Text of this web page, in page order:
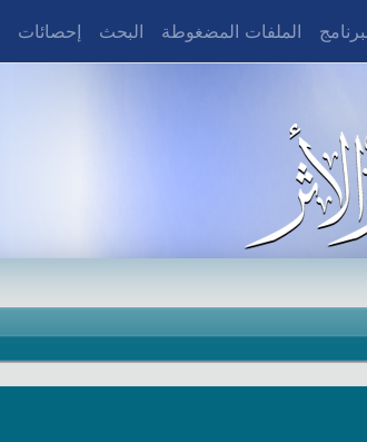
الملفات المضغوطة البحث إحصائات